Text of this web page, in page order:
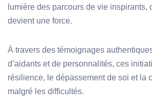
lumière des parcours de vie inspirants,
devient une force.
À travers des témoignages
d’aidants et de personnalités, ces
résilience, le dépassement de soi et la
malgré les difficultés.